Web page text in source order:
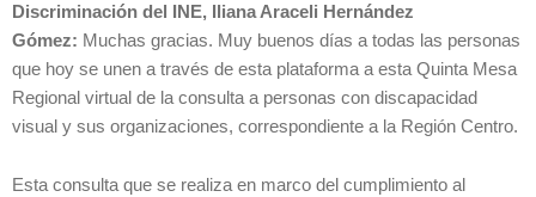
Discriminación del INE, Iliana Araceli Hernández
Gómez: Muchas gracias. Muy buenos días a todas las personas
que hoy se unen a través de esta plataforma a esta Quinta Mesa
Regional virtual de la consulta a personas con discapacidad
visual y sus organizaciones, correspondiente a la Región Centro.
Esta consulta que se realiza en marco del cumplimiento al